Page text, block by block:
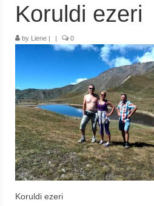
Portugāle
Melnkalne
Grieķija
Krēta
Francija
Austrija
Koruldi ezeri
by Liene | | 0
Koruldi ezeri